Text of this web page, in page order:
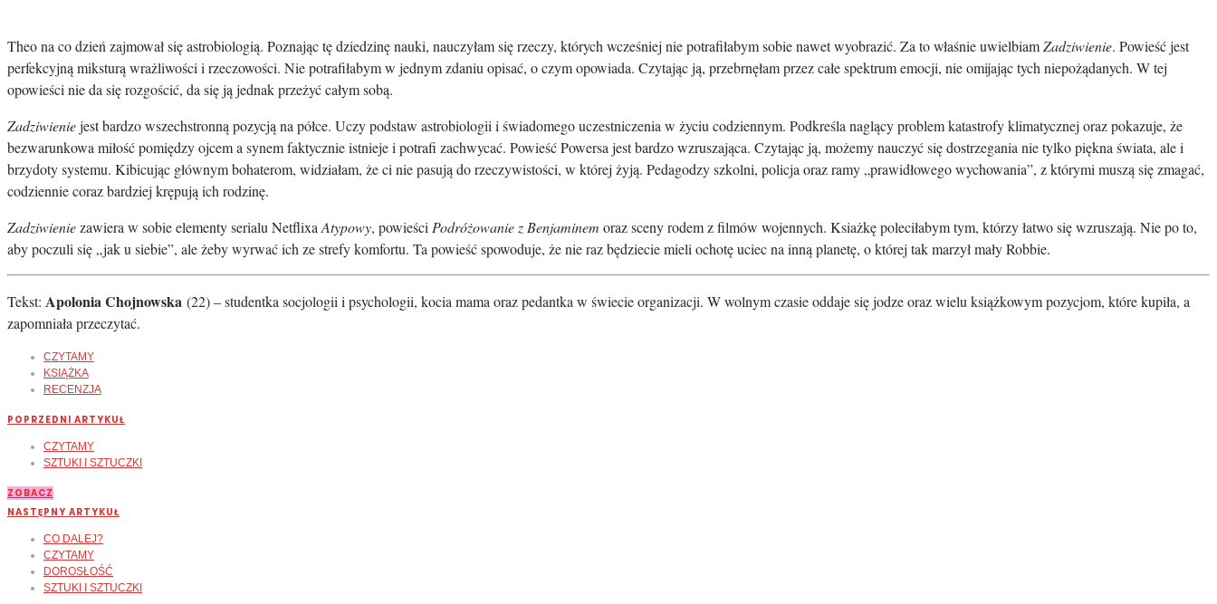
Theo na co dzień zajmował się astrobiologią. Poznając tę dziedzinę nauki, nauczyłam się rzeczy, których wcześniej nie potrafiłabym sobie nawet wyobrazić. Za to właśnie uwielbiamZadziwienie. Powieść jest
perfekcyjną miksturą wrażliwości i rzeczowości. Nie potrafiłabym w jednym zdaniu opisać, o czym opowiada. Czytając ją, przebrnęłam przez całe spektrum emocji, nie omijając tych niepożądanych. W tej
opowieści nie da się rozgościć, da się ją jednak przeżyć całym sobą.
Zadziwieniejest bardzo wszechstronną pozycją na półce. Uczy podstaw astrobiologii i świadomego uczestniczenia w życiu codziennym. Podkreśla naglący problem katastrofy klimatycznej oraz pokazuje, że
bezwarunkowa miłość pomiędzy ojcem a synem faktycznie istnieje i potrafi zachwycać. Powieść Powersa jest bardzo wzruszająca. Czytając ją, możemy nauczyć się dostrzegania nie tylko piękna świata, ale i
brzydoty systemu. Kibicując głównym bohaterom, widziałam, że ci nie pasują do rzeczywistości, w której żyją. Pedagodzy szkolni, policja oraz ramy „prawidłowego wychowania”, z którymi muszą się zmagać,
codziennie coraz bardziej krępują ich rodzinę.
Zadziwieniezawiera w sobie elementy serialu Netflixa Atypowy, powieści Podróżowanie z Benjaminem oraz sceny rodem z filmów wojennych. Ksiażkę poleciłabym tym, którzy łatwo się wzruszają. Nie po to,
aby poczuli się „jak u siebie”, ale żeby wyrwać ich ze strefy komfortu. Ta powieść spowoduje, że nie raz będziecie mieli ochotę uciec na inną planetę, o której tak marzył mały Robbie.
Tekst: Apolonia Chojnowska (22) – studentka socjologii i psychologii, kocia mama oraz pedantka w świecie organizacji. W wolnym czasie oddaje się jodze oraz wielu książkowym pozycjom, które kupiła, a
zapomniała przeczytać.
CZYTAMY
KSIĄŻKA
RECENZJA
POPRZEDNI ARTYKUŁ
CZYTAMY
SZTUKI I SZTUCZKI
ZOBACZ
NASTĘPNY ARTYKUŁ
CO DALEJ?
CZYTAMY
DOROSŁOŚĆ
SZTUKI I SZTUCZKI